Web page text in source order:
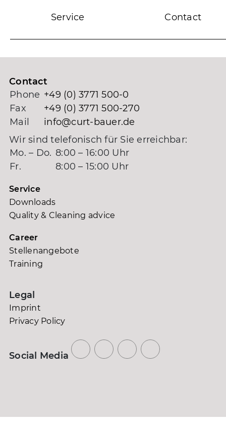
Service Contact
Contact
Phone +49 (0) 3771 500-0
Fax
+49 (0) 3771 500-270
Mail
info@curt-bauer.de
Wir sind telefonisch für Sie erreichbar:
Mo. – Do. 8:00 – 16:00 Uhr
Fr.
8:00 – 15:00 Uhr
Service
Downloads
Quality & Cleaning advice
Career
Stellenangebote
Training
Legal
Imprint
Privacy Policy
Social Media